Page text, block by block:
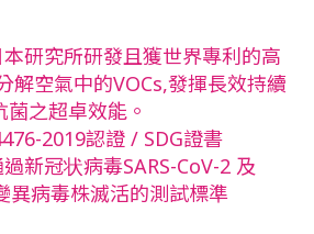
研究所研發且獲世界專利的高
解空氣中的VOCs,發揮長效持續
菌之超卓效能。
2019認證 / SDG證書
新冠状病毒SARS-CoV-2 及
病毒株滅活的測試標準